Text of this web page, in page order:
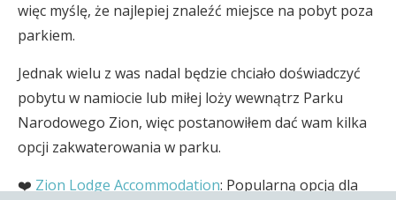
więc myślę, że najlepiej znaleźć miejsce na pobyt poza
parkiem.
Jednak wielu z was nadal będzie chciało doświadczyć
pobytu w namiocie lub miłej loży wewnątrz Parku
Narodowego Zion, więc postanowiłem dać wam kilka
opcji zakwaterowania w parku.
❤️ Zion Lodge Accommodation: Popularną opcją dla